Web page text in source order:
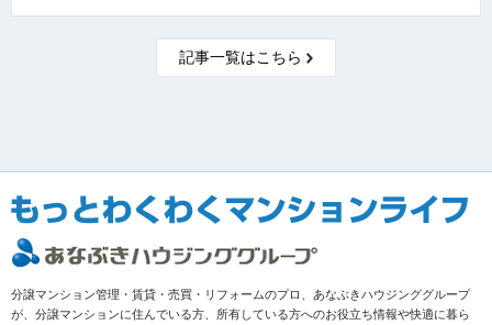
記事一覧はこちら
分譲マンション管理・賃貸・売買・リフォームのプロ、あなぶきハウジンググループ
が、分譲マンションに住んでいる方、所有している方へのお役立ち情報や快適に暮ら